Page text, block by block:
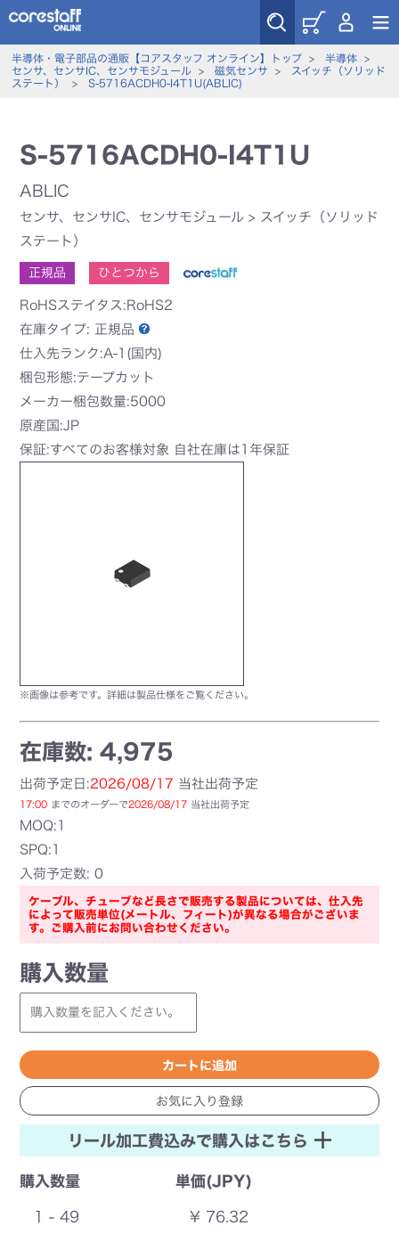
半導体・電子部品の通販【コアスタッフ オンライン】トップ> 半導体>
センサ、センサIC、センサモジュール> 磁気センサ >
スイッチ（ソリッド
ステート）
> S-5716ACDH0-I4T1U(ABLIC)
S-5716ACDH0-I4T1U
ABLIC
センサ、センサIC、センサモジュール > スイッチ（ソリッド
ステート）
正規品 ひとつから
RoHSステイタス:RoHS2
在庫タイプ: 正規品
仕入先ランク:A-1(国内)
梱包形態:テープカット
メーカー梱包数量:5000
原産国:JP
保証:すべてのお客様対象 自社在庫は1年保証
※画像は参考です。詳細は製品仕様をご覧ください。
在庫数: 4,975
出荷予定日:2026/08/17 当社出荷予定
17:00 までのオーダーで2026/08/17 当社出荷予定
MOQ:1
SPQ:1
入荷予定数: 0
ケーブル、チューブなど長さで販売する製品については、仕入先
によって販売単位(メートル、フィート)が異なる場合がございま
す。ご購入前にお問い合わせください。
購入数量
リール加工費込みで購入はこちら
購入数量 単価(JPY)
1 - 49
¥ 76.32